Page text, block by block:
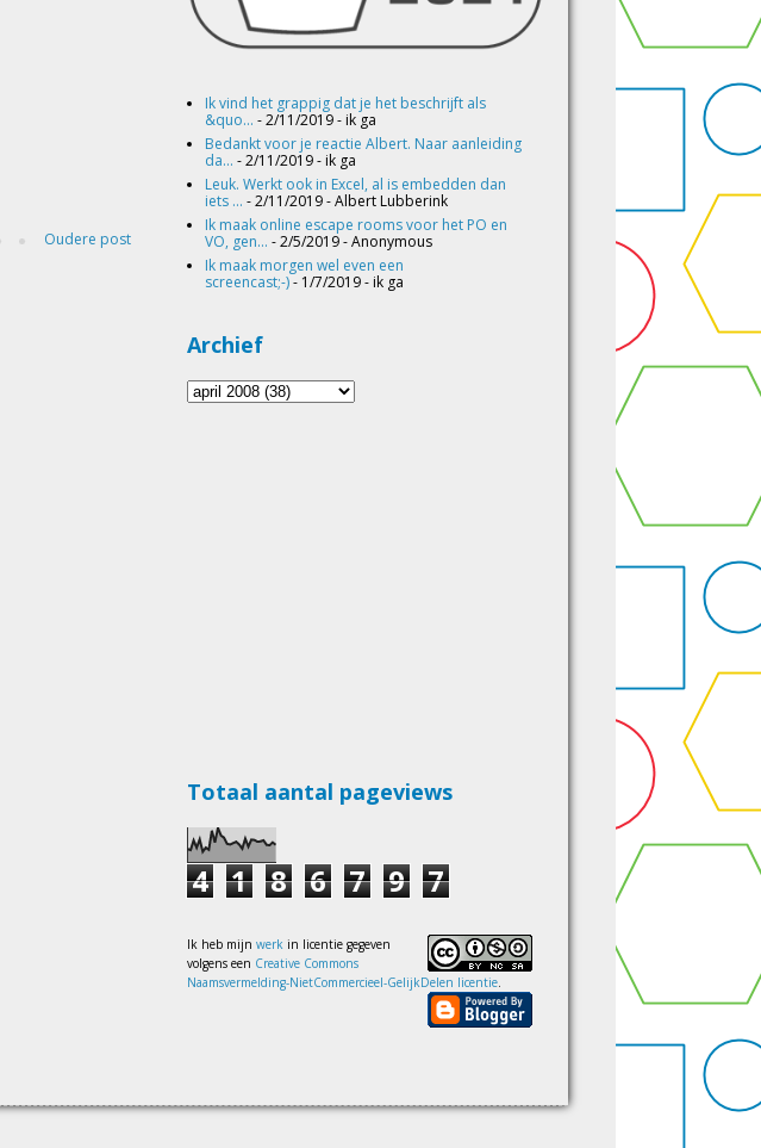
Oudere post
Ik vind het grappig dat je het beschrijft als
&quo... - 2/11/2019- ik ga
Bedankt voor je reactie Albert. Naar aanleiding
da... - 2/11/2019- ik ga
Leuk. Werkt ook in Excel, al is embedden dan
iets ... - 2/11/2019- Albert Lubberink
Ik maak online escape rooms voor het PO en
VO, gen... - 2/5/2019- Anonymous
Ik maak morgen wel even een
screencast;-)- 1/7/2019- ik ga
Archief
Totaal aantal pageviews
4 1 8 6 7 9 7
Ik heb mijn werk in licentie gegeven
volgens een Creative Commons
Naamsvermelding-NietCommercieel-GelijkDelen licentie